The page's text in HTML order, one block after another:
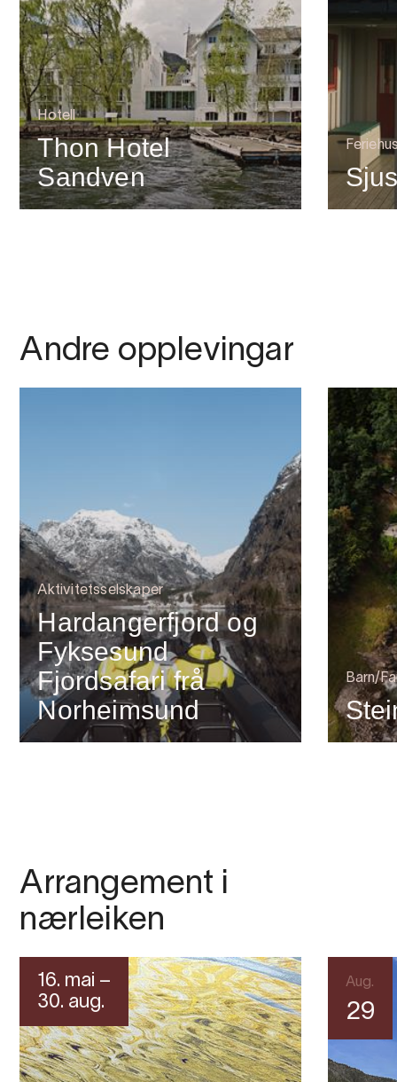
Hotell
Thon Hotel
Sandven
Andre opplevingar
Aktivitetsselskaper
Hardangerfjord og
Fyksesund
Fjordsafari frå
Norheimsund
Barn/
Arrangement i
nærleiken
16. mai –
30. aug.
Aug.
29